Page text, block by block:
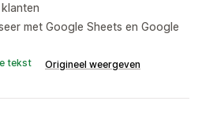
met Google Sheets en Google
tekst Origineel weergeven